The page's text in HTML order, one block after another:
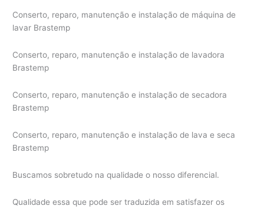
Conserto, reparo, manutenção e instalação de máquina de
lavar Brastemp
Conserto, reparo, manutenção e instalação de lavadora
Brastemp
Conserto, reparo, manutenção e instalação de secadora
Brastemp
Conserto, reparo, manutenção e instalação de lava e seca
Brastemp
Buscamos sobretudo na qualidade o nosso diferencial.
Qualidade essa que pode ser traduzida em satisfazer os